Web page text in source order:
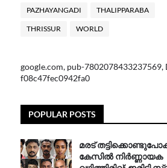
PAZHAYANGADI THALIPPARABA
THRISSUR WORLD
google.com, pub-7802078433237569,
f08c47fec0942fa0
POPULAR POSTS
മരട്
കേസിൽ നിർണ്ണായക